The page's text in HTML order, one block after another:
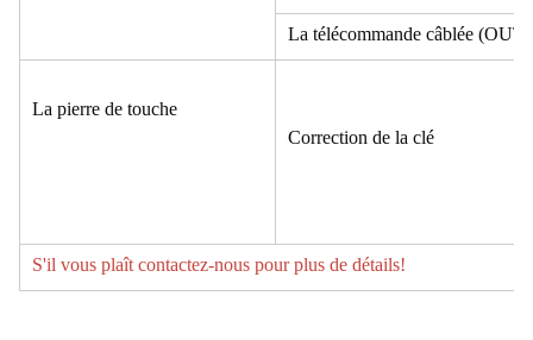
La télécommande câblée (OUT)
La pierre de touche
Correction de la clé
S'il vous plaît contactez-nous pour plus de détails!